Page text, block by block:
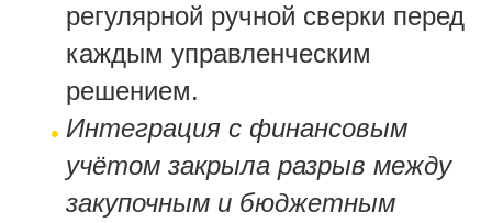
регулярной ручной сверки перед
каждым управленческим
решением.
Интеграция с финансовым
учётом закрыла разрыв между
закупочным и бюджетным